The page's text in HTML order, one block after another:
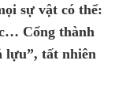
sự vật có thể:
Cổng thành
lựu”, tất nhiên